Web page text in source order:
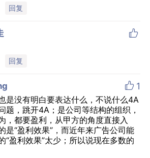
回复

回复
 1
是没有明白要表达什么，不说什么4A
题，跳开4A；是公司等结构的组织，
，都要盈利，从甲方的角度直接入
是“盈利效果”，而近年来广告公司能
“盈利效果”太少；所以说现在多数的
如“带货网红”来的实在，企业无论从